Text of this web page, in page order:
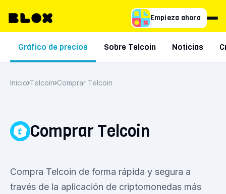
Empieza ahora
Gráfico de precios Sobre Telcoin Noticias
Inicio Telcoin Comprar Telcoin
Comprar Telcoin
Compra Telcoin de forma rápida y segura a
través de la aplicación de criptomonedas más